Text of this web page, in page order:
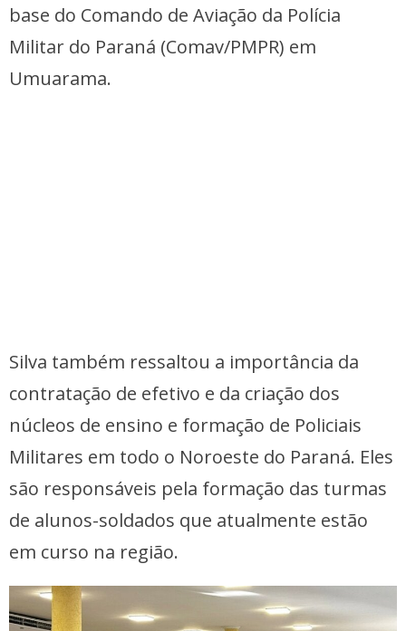
base do Comando de Aviação da Polícia
Militar do Paraná (Comav/PMPR) em
Umuarama.
Silva também ressaltou a importância da
contratação de efetivo e da criação dos
núcleos de ensino e formação de Policiais
Militares em todo o Noroeste do Paraná. Eles
são responsáveis pela formação das turmas
de alunos-soldados que atualmente estão
em curso na região.